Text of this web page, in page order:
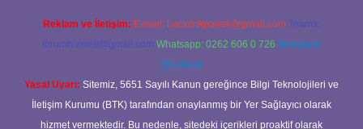
Reklam ve İletişim: E-mail: backlinkpaneli@gmail.com Teams:
forumhizmeti@gmail.com Whatsapp: 0262 606 0 726 Telegram:
@karabul
Yasal Uyarı: Sitemiz, 5651 Sayılı Kanun gereğince Bilgi Teknolojileri ve
İletişim Kurumu (BTK) tarafından onaylanmış bir Yer Sağlayıcı olarak
hizmet vermektedir. Bu nedenle, sitedeki içerikleri proaktif olarak